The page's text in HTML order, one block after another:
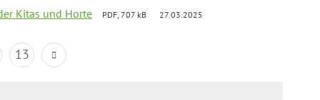
Kitas und Horte PDF, 707 kB 27.03.2025
13